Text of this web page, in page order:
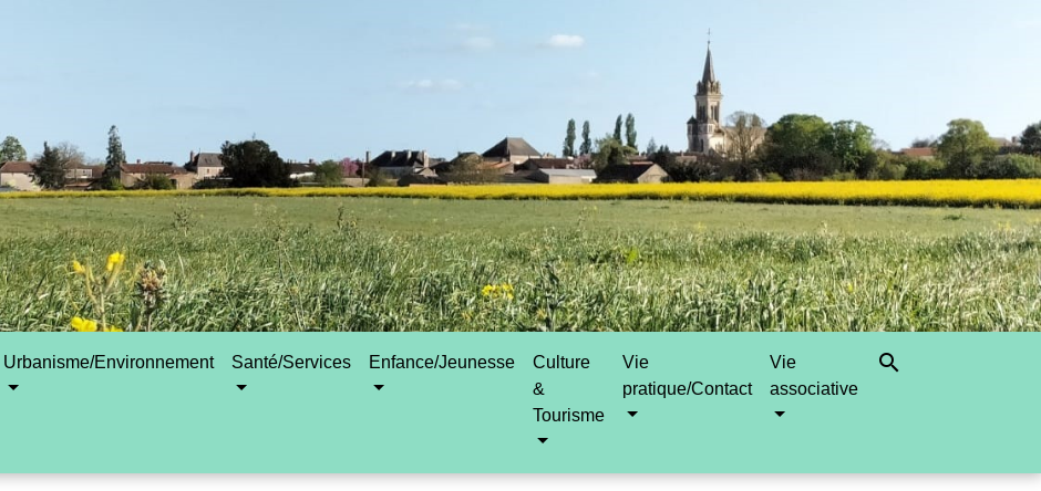
Urbanisme/Environnement Santé/Services Enfance/Jeunesse
Culture
&
Tourisme
Vie
pratique/Contact
Vie
associative
search